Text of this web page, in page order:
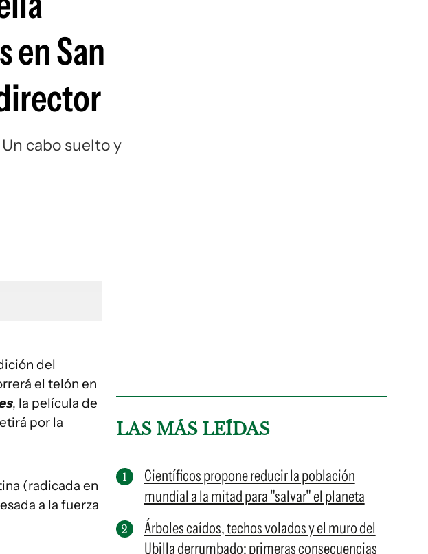
en San
cabo suelto y
del
el telón en
, la película de
por la
(radicada en
a la fuerza
LAS MÁS LEÍDAS
Científicos propone reducir la población
mundial a la mitad para "salvar" el planeta
Árboles caídos, techos volados y el muro del
Ubilla derrumbado: primeras consecuencias